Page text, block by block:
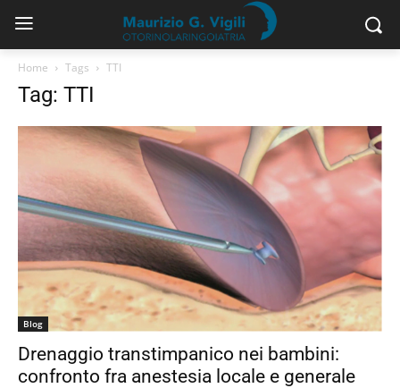
Home Tags TTI
Tag: TTI
Blog
Drenaggio transtimpanico nei bambini:
confronto fra anestesia locale e generale